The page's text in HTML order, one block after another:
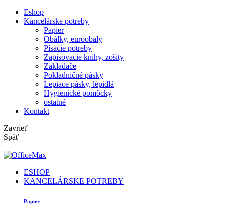
Eshop
Kancelárske potreby
Papier
Obálky, euroobaly
Písacie potreby
Zapisovacie knihy, zošity
Zakladače
Pokladničné pásky
Lepiace pásky, lepidlá
Hygienické pomôcky
ostatné
Kontakt
Zavrieť
Späť
ESHOP
KANCELÁRSKE POTREBY
Papier